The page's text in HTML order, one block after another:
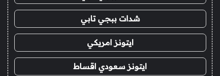
شدات ببجي تابي
ايتونز امريكي
ايتونز سعودي اقساط